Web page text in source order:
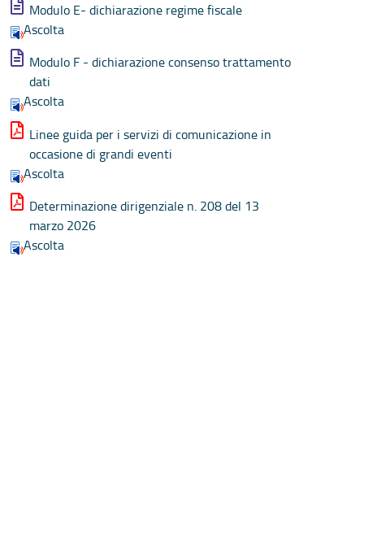
Modulo E- dichiarazione regime fiscale
Ascolta
Modulo F - dichiarazione consenso trattamento
dati
Ascolta
Linee guida per i servizi di comunicazione in
occasione di grandi eventi
Ascolta
Determinazione dirigenziale n. 208 del 13
marzo 2026
Ascolta